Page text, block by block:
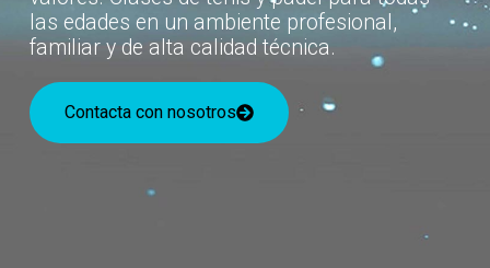
las edades en un ambiente profesional,
familiar y de alta calidad técnica.
Contacta con nosotros